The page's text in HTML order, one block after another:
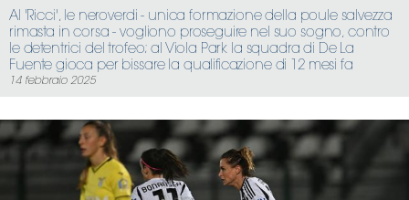
Al 'Ricci', le neroverdi - unica formazione della poule salvezza
rimasta in corsa - vogliono proseguire nel suo sogno, contro
le detentrici del trofeo; al Viola Park la squadra di De La
Fuente gioca per bissare la qualificazione di 12 mesi fa
14 febbraio 2025